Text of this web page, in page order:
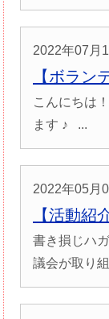
2022年07月
【ボラン
こんにちは
ます ♪ ...
2022年05月
【活動紹
書き損じハ
議会が取り